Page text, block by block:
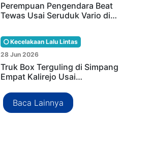
Perempuan Pengendara Beat
Tewas Usai Seruduk Vario di…
Kecelakaan Lalu Lintas
28 Jun 2026
Truk Box Terguling di Simpang
Empat Kalirejo Usai…
Baca Lainnya